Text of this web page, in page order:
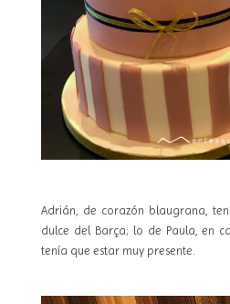
Adrián, de corazón blaugrana,
dulce del Barça; lo de Paula, en
tenía que estar muy presente.